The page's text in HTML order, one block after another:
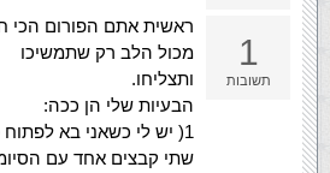
1
תשובות
ראשית אתם הפורום הכי
מכול הלב רק שתמשיכו
ותצליחו.
הבעיות שלי הן ככה:
1( יש לי כשאני בא לפתוח